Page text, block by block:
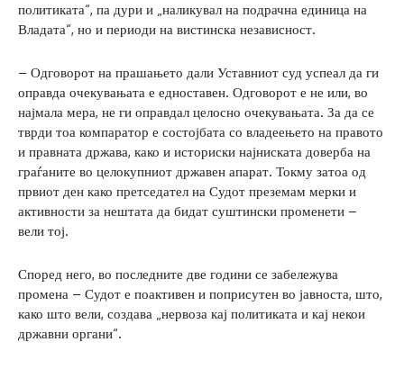
политиката“, па дури и „наликувал на подрачна единица на
Владата“, но и периоди на вистинска независност.
– Одговорот на прашањето дали Уставниот суд успеал да ги
оправда очекувањата е едноставен. Одговорот е не или, во
најмала мера, не ги оправдал целосно очекувањата. За да се
тврди тоа компаратор е состојбата со владеењето на правото
и правната држава, како и историски најниската доверба на
граѓаните во целокупниот државен апарат. Токму затоа од
првиот ден како претседател на Судот преземам мерки и
активности за нештата да бидат суштински променети –
вели тој.
Според него, во последните две години се забележува
промена – Судот е поактивен и поприсутен во јавноста, што,
како што вели, создава „нервоза кај политиката и кај некои
државни органи“.